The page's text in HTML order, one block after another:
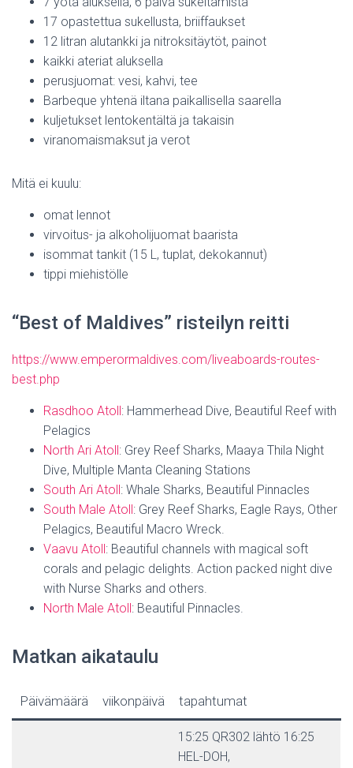
17 opastettua sukellusta, briiffaukset
12 litran alutankki ja nitroksitäytöt, painot
kaikki ateriat aluksella
perusjuomat: vesi, kahvi, tee
Barbeque yhtenä iltana paikallisella saarella
kuljetukset lentokentältä ja takaisin
viranomaismaksut ja verot
Mitä ei kuulu:
omat lennot
virvoitus- ja alkoholijuomat baarista
isommat tankit (15 L, tuplat, dekokannut)
tippi miehistölle
“Best of Maldives” risteilyn reitti
https://www.emperormaldives.com/liveaboards-routes-
best.php
Rasdhoo Atoll : Hammerhead Dive, Beautiful Reef with
Pelagics
North Ari Atoll : Grey Reef Sharks, Maaya Thila Night
Dive, Multiple Manta Cleaning Stations
South Ari Atoll : Whale Sharks, Beautiful Pinnacles
South Male Atoll : Grey Reef Sharks, Eagle Rays, Other
Pelagics, Beautiful Macro Wreck.
Vaavu Atoll : Beautiful channels with magical soft
corals and pelagic delights. Action packed night dive
with Nurse Sharks and others.
North Male Atoll : Beautiful Pinnacles.
Matkan aikataulu
Päivämäärä viikonpäivä tapahtumat
15:25 QR302 lähtö 16:25
HEL-DOH,